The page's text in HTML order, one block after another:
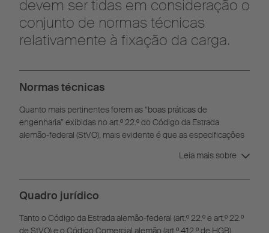
devem ser tidas em consideração o
conjunto de normas técnicas
relativamente à fixação da carga.
Normas técnicas
Quanto mais pertinentes forem as “boas práticas de
engenharia” exibidas no art.º 22.º do Código da Estrada
alemão-federal (StVO), mais evidente é que as especificações
parcialmente sobrepostas e complementadas. Por isso, é
da Diretiva VDI 2700, da Diretiva Daimler 9.5 e a norma DIN EN
Leia mais sobre
Quadro jurídico
Tanto o Código da Estrada alemão-federal (art.º 22.º e art.º 22.º
de StVO) e o Código Comercial alemão (art.º 412.º de HGB)